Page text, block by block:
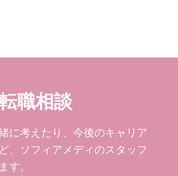
職相談
に考えたり、今後のキャリア
、ソフィアメディのスタッフ
す。